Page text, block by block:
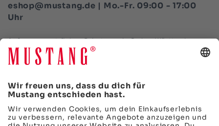
eshop@mustang.de | Mo.-Fr. 09:00 - 17:00
Uhr
Außer an gesetzlichen Feiertagen in Baden-Württemberg,
sowie am 24.12. und 31.12. Alle Preise inkl. Mwst., zzgl.
Versand.
VERTRAG WIDERRUFEN